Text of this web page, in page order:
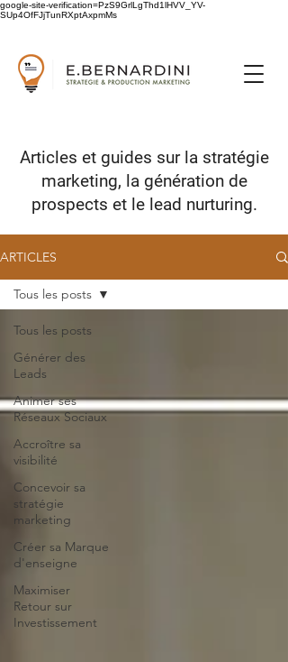
google-site-verification=PzS9GrlLgThd1lHVV_YV-
SUp4OfFJjTunRXptAxpmMs
Articles et guides surla stratégie
marketing, la génération de
prospects et le lead nurturing.
ARTICLES
Tous les posts
Générer des
Leads
Animer ses
Réseaux Sociaux
Accroître sa
visibilité
Concevoir sa
stratégie
marketing
Créer sa Marque
d'enseigne
Maximiser
Retour sur
Investissement
Tous les posts